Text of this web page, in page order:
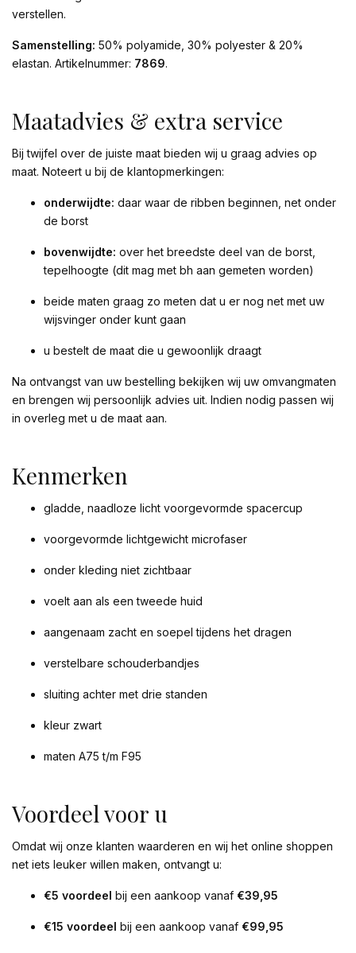
verstellen.
Samenstelling: 50% polyamide, 30% polyester & 20%
elastan. Artikelnummer: 7869.
Maatadvies & extra service
Bij twijfel over de juiste maat bieden wij u graag advies op
maat. Noteert u bij de klantopmerkingen:
onderwijdte: daar waar de ribben beginnen, net onder
de borst
bovenwijdte: over het breedste deel van de borst,
tepelhoogte (dit mag met bh aan gemeten worden)
beide maten graag zo meten dat u er nog net met uw
wijsvinger onder kunt gaan
u bestelt de maat die u gewoonlijk draagt
Na ontvangst van uw bestelling bekijken wij uw omvangmaten
en brengen wij persoonlijk advies uit. Indien nodig passen wij
in overleg met u de maat aan.
Kenmerken
gladde, naadloze licht voorgevormde spacercup
voorgevormde lichtgewicht microfaser
onder kleding niet zichtbaar
voelt aan als een tweede huid
aangenaam zacht en soepel tijdens het dragen
verstelbare schouderbandjes
sluiting achter met drie standen
kleur zwart
maten A75 t/m F95
Voordeel voor u
Omdat wij onze klanten waarderen en wij het online shoppen
net iets leuker willen maken, ontvangt u:
€5 voordeel bij een aankoop vanaf €39,95
€15 voordeel bij een aankoop vanaf €99,95